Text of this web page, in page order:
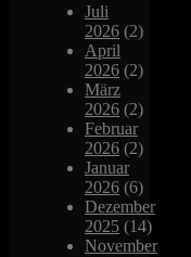
Juli
2026 (2)
April
2026 (2)
März
2026 (2)
Februar
2026 (2)
Januar
2026 (6)
Dezember
2025 (14)
November